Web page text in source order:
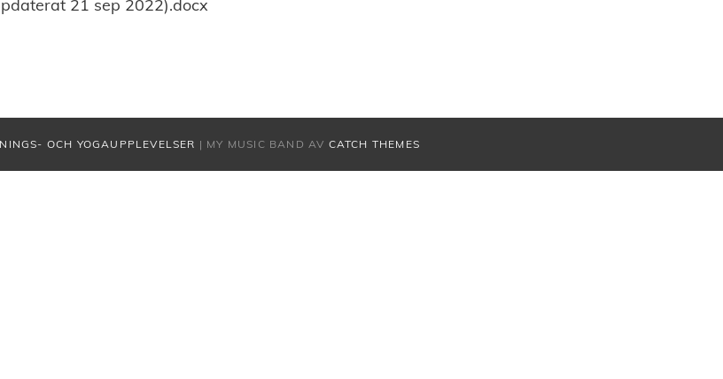
21 sep 2022).docx
OCH YOGAUPPLEVELSER | MY MUSIC BAND AV CATCH THEMES